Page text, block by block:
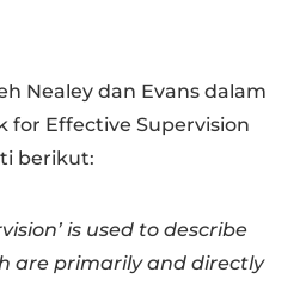
Nealey dan Evans dalam
for Effective Supervision
berikut:
is used to describe
are primarily and directly